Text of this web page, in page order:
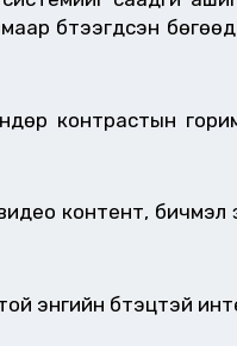
бүтээгдсэн
контрастын
контент, бичмэл
бүтэцтэй